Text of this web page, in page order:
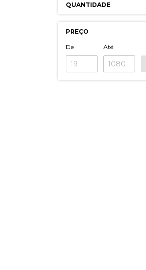
QUANTIDADE
PREÇO
De Até